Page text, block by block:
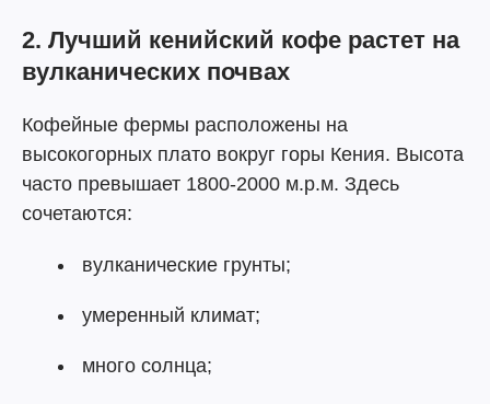
2. Лучший кенийский кофе растет на
вулканических почвах
Кофейные фермы расположены на
высокогорных плато вокруг горы Кения. Высота
часто превышает 1800-2000 м.р.м. Здесь
сочетаются:
вулканические грунты;
умеренный климат;
много солнца;